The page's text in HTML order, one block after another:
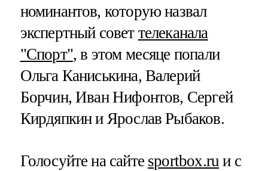
номинантов, которую назвал
экспертный совет телеканала
"Спорт", в этом месяце попали
Ольга Каниськина, Валерий
Борчин, Иван Нифонтов, Сергей
Кирдяпкин и Ярослав Рыбаков.
Голосуйте на сайте sportbox.ru и с